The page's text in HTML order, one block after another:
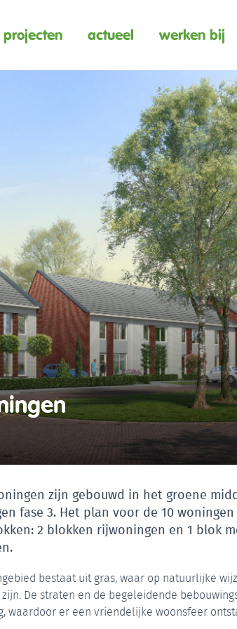
projecten actueel werken bij
zijn gebouwd in het groene
fase 3. Het plan voor de 10
2 blokken rijwoningen en 1 blok
bestaat uit gras, waar op natuurlijke
De straten en de begeleidende
waardoor er een vriendelijke woonsfeer